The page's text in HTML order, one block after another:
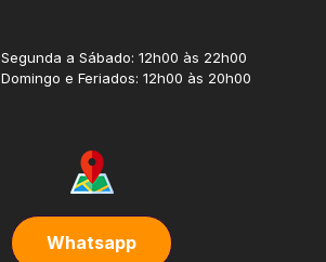
Segunda a Sábado: 12h00 às 22h00
Domingo e Feriados: 12h00 às 20h00
Whatsapp